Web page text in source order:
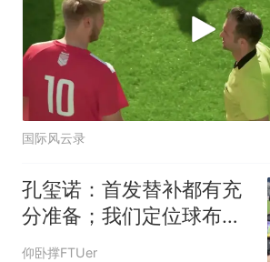
国际风云录
孔玺诺：首发替补都有充
分准备；我们定位球布置
非常好
仰卧撑FTUer